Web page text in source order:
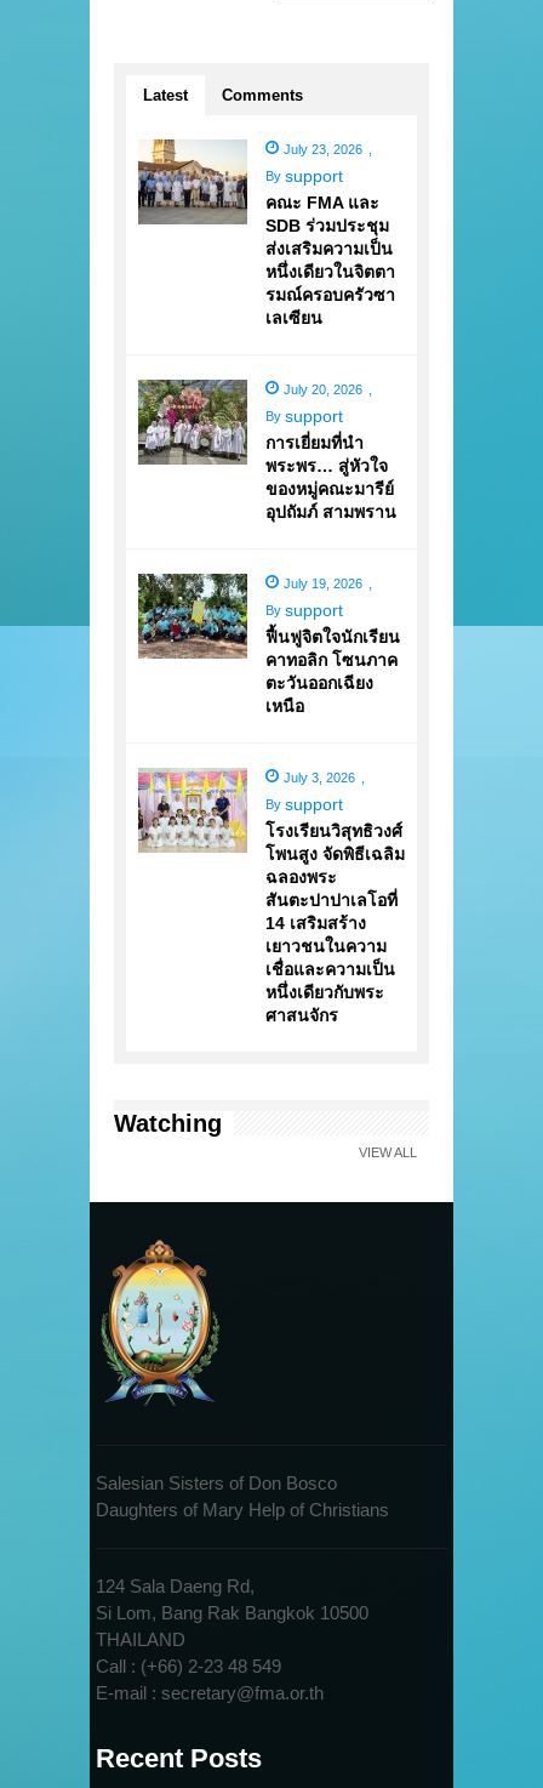
Latest Comments
July 23, 2026
By support
คณะ FMA และ
SDB ร่วมประชุม
ส่งเสริมความเป็น
หนึ่งเดียวในจิตตา
รมณ์ครอบครัวซา
เลเซียน
July 20, 2026
By support
การเยี่ยมที่นำ
พระพร… สู่หัวใจ
ของหมู่คณะมารีย์
อุปถัมภ์ สามพราน
July 19, 2026
By support
ฟื้นฟูจิตใจนักเรียน
คาทอลิก โซนภาค
ตะวันออกเฉียง
เหนือ
July 3, 2026
By support
โรงเรียนวิสุทธิวงศ์
โพนสูง จัดพิธีเฉลิม
ฉลองพระ
สันตะปาปาเลโอที่
14 เสริมสร้าง
เยาวชนในความ
เชื่อและความเป็น
หนึ่งเดียวกับพระ
ศาสนจักร
Watching
VIEW ALL
Salesian Sisters of Don Bosco
Daughters of Mary Help of Christians
124 Sala Daeng Rd,
Si Lom, Bang Rak Bangkok 10500
THAILAND
Call : (+66) 2-23 48 549
E-mail : secretary@fma.or.th
Recent Posts